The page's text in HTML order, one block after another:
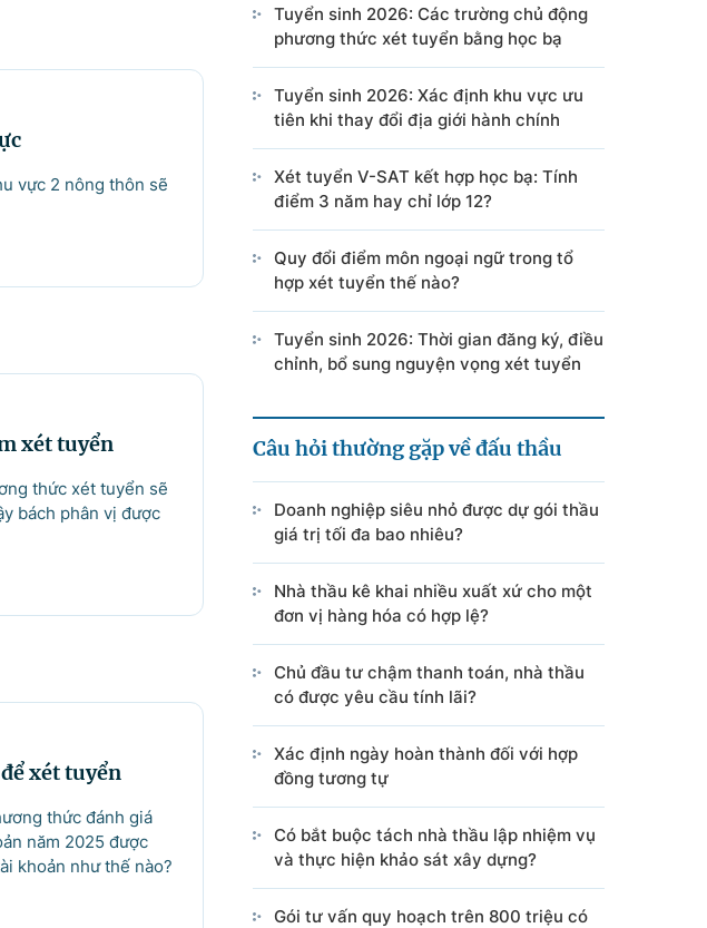
vực 2 nông thôn sẽ
xét tuyển
thức xét tuyển sẽ
bách phân vị được
xét tuyển
thức đánh giá
năm 2025 được
khoản như thế nào?
Tuyển sinh 2026: Các trường chủ động
phương thức xét tuyển bằng học bạ
Tuyển sinh 2026: Xác định khu vực ưu
tiên khi thay đổi địa giới hành chính
Xét tuyển V-SAT kết hợp học bạ: Tính
điểm 3 năm hay chỉ lớp 12?
Quy đổi điểm môn ngoại ngữ trong tổ
hợp xét tuyển thế nào?
Tuyển sinh 2026: Thời gian đăng ký, điều
chỉnh, bổ sung nguyện vọng xét tuyển
Câu hỏi thường gặp về đấu thầu
Doanh nghiệp siêu nhỏ được dự gói thầu
giá trị tối đa bao nhiêu?
Nhà thầu kê khai nhiều xuất xứ cho một
đơn vị hàng hóa có hợp lệ?
Chủ đầu tư chậm thanh toán, nhà thầu
có được yêu cầu tính lãi?
Xác định ngày hoàn thành đối với hợp
đồng tương tự
Có bắt buộc tách nhà thầu lập nhiệm vụ
và thực hiện khảo sát xây dựng?
Gói tư vấn quy hoạch trên 800 triệu có